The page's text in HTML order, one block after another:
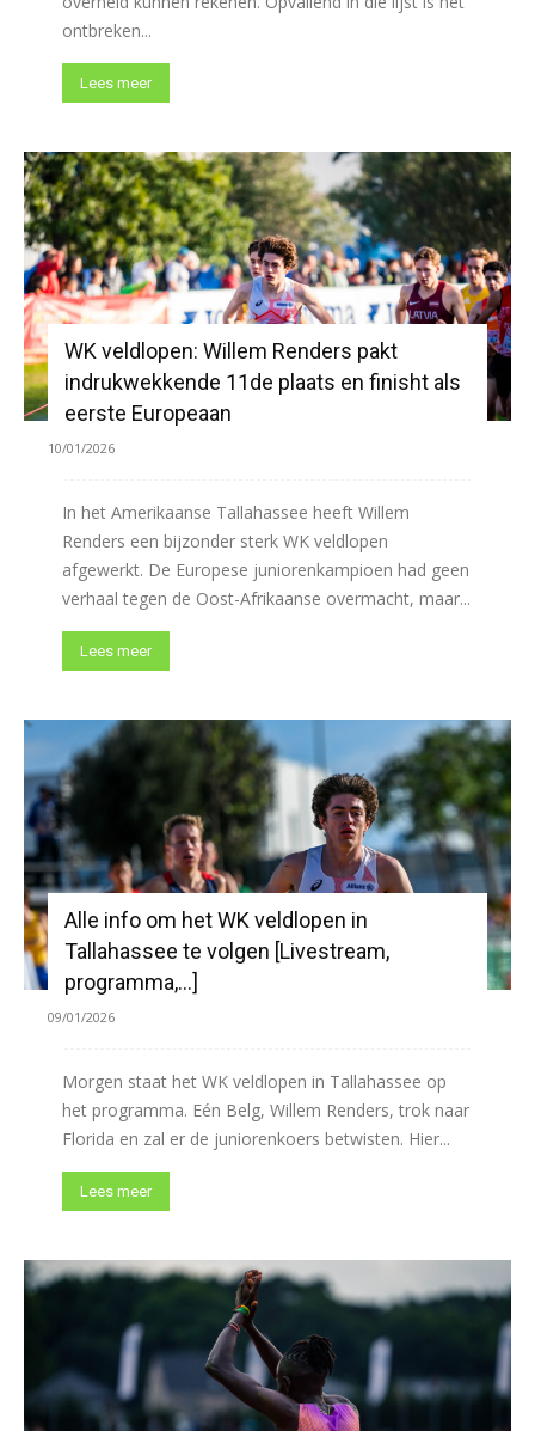
ontbreken...
Lees meer
WK veldlopen: Willem Renders pakt
indrukwekkende 11de plaats en finisht als
eerste Europeaan
10/01/2026
In het Amerikaanse Tallahassee heeft Willem
Renders een bijzonder sterk WK veldlopen
afgewerkt. De Europese juniorenkampioen had geen
verhaal tegen de Oost-Afrikaanse overmacht, maar...
Lees meer
Alle info om het WK veldlopen in
Tallahassee te volgen [Livestream,
programma,…]
09/01/2026
Morgen staat het WK veldlopen in Tallahassee op
het programma. Eén Belg, Willem Renders, trok naar
Florida en zal er de juniorenkoers betwisten. Hier...
Lees meer